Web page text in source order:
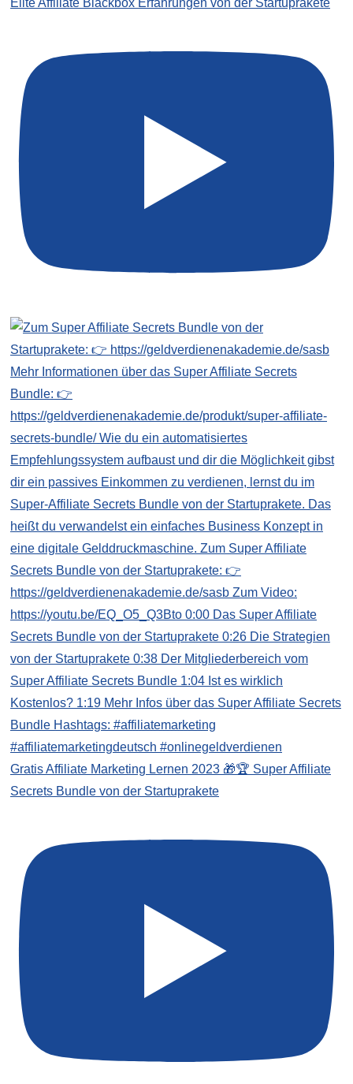
Elite Affiliate Blackbox Erfahrungen von der Startuprakete
Gratis Affiliate Marketing Lernen 2023 🎁🏆 Super Affiliate
Secrets Bundle von der Startuprakete